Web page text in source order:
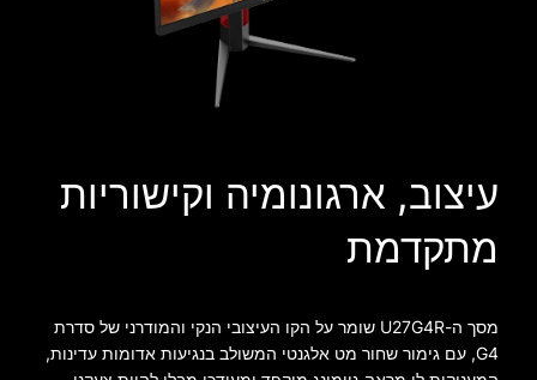
עיצוב, ארגונומיה וקישוריות
מתקדמת
מסך ה-U27G4R שומר על הקו העיצובי הנקי והמודרני של סדרת
G4, עם גימור שחור מט אלגנטי המשולב בנגיעות אדומות עדינות,